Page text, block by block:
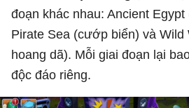
đoạn khác nhau: Ancient Egypt
Pirate Sea (cướp biển) và Wild
hoang dã). Mỗi giai đoạn lại
độc đáo riêng.